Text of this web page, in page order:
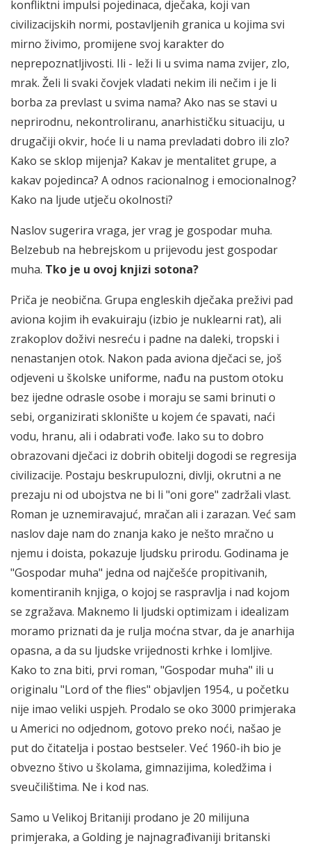
konfliktni impulsi pojedinaca, dječaka, koji van
civilizacijskih normi, postavljenih granica u kojima svi
mirno živimo, promijene svoj karakter do
neprepoznatljivosti. Ili - leži li u svima nama zvijer, zlo,
mrak. Želi li svaki čovjek vladati nekim ili nečim i je li
borba za prevlast u svima nama? Ako nas se stavi u
neprirodnu, nekontroliranu, anarhističku situaciju, u
drugačiji okvir, hoće li u nama prevladati dobro ili zlo?
Kako se sklop mijenja? Kakav je mentalitet grupe, a
kakav pojedinca? A odnos racionalnog i emocionalnog?
Kako na ljude utječu okolnosti?
Naslov sugerira vraga, jer vrag je gospodar muha.
Belzebub na hebrejskom u prijevodu jest gospodar
muha. Tko je u ovoj knjizi sotona?
Priča je neobična. Grupa engleskih dječaka preživi pad
aviona kojim ih evakuiraju (izbio je nuklearni rat), ali
zrakoplov doživi nesreću i padne na daleki, tropski i
nenastanjen otok. Nakon pada aviona dječaci se, još
odjeveni u školske uniforme, nađu na pustom otoku
bez ijedne odrasle osobe i moraju se sami brinuti o
sebi, organizirati sklonište u kojem će spavati, naći
vodu, hranu, ali i odabrati vođe. Iako su to dobro
obrazovani dječaci iz dobrih obitelji dogodi se regresija
civilizacije. Postaju beskrupulozni, divlji, okrutni a ne
prezaju ni od ubojstva ne bi li "oni gore" zadržali vlast.
Roman je uznemiravajuć, mračan ali i zarazan. Već sam
naslov daje nam do znanja kako je nešto mračno u
njemu i doista, pokazuje ljudsku prirodu. Godinama je
"Gospodar muha" jedna od najčešće propitivanih,
komentiranih knjiga, o kojoj se raspravlja i nad kojom
se zgražava. Maknemo li ljudski optimizam i idealizam
moramo priznati da je rulja moćna stvar, da je anarhija
opasna, a da su ljudske vrijednosti krhke i lomljive.
Kako to zna biti, prvi roman, "Gospodar muha" ili u
originalu "Lord of the flies" objavljen 1954., u početku
nije imao veliki uspjeh. Prodalo se oko 3000 primjeraka
u Americi no odjednom, gotovo preko noći, našao je
put do čitatelja i postao bestseler. Već 1960-ih bio je
obvezno štivo u školama, gimnazijima, koledžima i
sveučilištima. Ne i kod nas.
Samo u Velikoj Britaniji prodano je 20 milijuna
primjeraka, a Golding je najnagrađivaniji britanski